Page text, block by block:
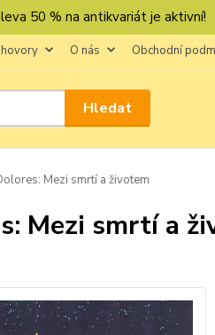
50 % na antikvariát je aktivní!
O nás Obchodní
Hledat
Mezi smrtí a životem
Mezi smrtí a